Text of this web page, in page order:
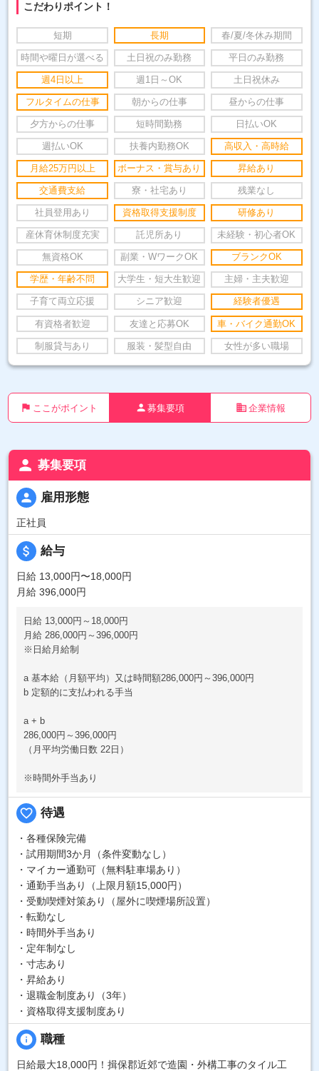
こだわりポイント！
短期 長期 春/夏/冬休み期間
時間や曜日が選べる 土日祝のみ勤務 平日のみ勤務
週4日以上 週1日～OK 土日祝休み
フルタイムの仕事 朝からの仕事 昼からの仕事
夕方からの仕事 短時間勤務 日払いOK
週払いOK 扶養内勤務OK 高収入・高時給
月給25万円以上 ボーナス・賞与あり 昇給あり
交通費支給 寮・社宅あり 残業なし
社員登用あり 資格取得支援制度 研修あり
産休育休制度充実 託児所あり 未経験・初心者OK
無資格OK 副業・WワークOK ブランクOK
学歴・年齢不問 大学生・短大生歓迎 主婦・主夫歓迎
子育て両立応援 シニア歓迎 経験者優遇
有資格者歓迎 友達と応募OK 車・バイク通勤OK
制服貸与あり 服装・髪型自由 女性が多い職場
flag ここがポイント person 募集要項 business 企業情報
person 募集要項
person 雇用形態
正社員
attach_money 給与
日給 13,000円〜18,000円
月給 396,000円
日給 13,000円～18,000円
月給 286,000円～396,000円
※日給月給制
a 基本給（月額平均）又は時間額286,000円～396,000円
b 定額的に支払われる手当
a + b
286,000円～396,000円
（月平均労働日数 22日）
※時間外手当あり
favorite_border 待遇
・各種保険完備
・試用期間3か月（条件変動なし）
・マイカー通勤可（無料駐車場あり）
・通勤手当あり（上限月額15,000円）
・受動喫煙対策あり（屋外に喫煙場所設置）
・転勤なし
・時間外手当あり
・定年制なし
・寸志あり
・昇給あり
・退職金制度あり（3年）
・資格取得支援制度あり
info 職種
日給最大18,000円！揖保郡近郊で造園・外構工事のタイル工